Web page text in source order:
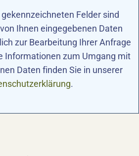
Felder sind
Ihnen eingegebenen Daten
zur Bearbeitung Ihrer Anfrage
Informationen zum Umgang mit
Daten finden Sie in unserer
.